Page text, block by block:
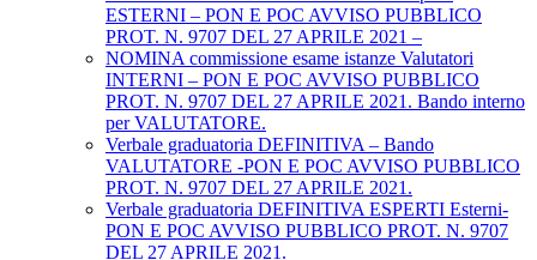
ESTERNI – PON E POC AVVISO PUBBLICO
PROT. N. 9707 DEL 27 APRILE 2021 –
NOMINA commissione esame istanze Valutatori
INTERNI – PON E POC AVVISO PUBBLICO
PROT. N. 9707 DEL 27 APRILE 2021. Bando interno
per VALUTATORE.
Verbale graduatoria DEFINITIVA – Bando
VALUTATORE -PON E POC AVVISO PUBBLICO
PROT. N. 9707 DEL 27 APRILE 2021.
Verbale graduatoria DEFINITIVA ESPERTI Esterni-
PON E POC AVVISO PUBBLICO PROT. N. 9707
DEL 27 APRILE 2021.